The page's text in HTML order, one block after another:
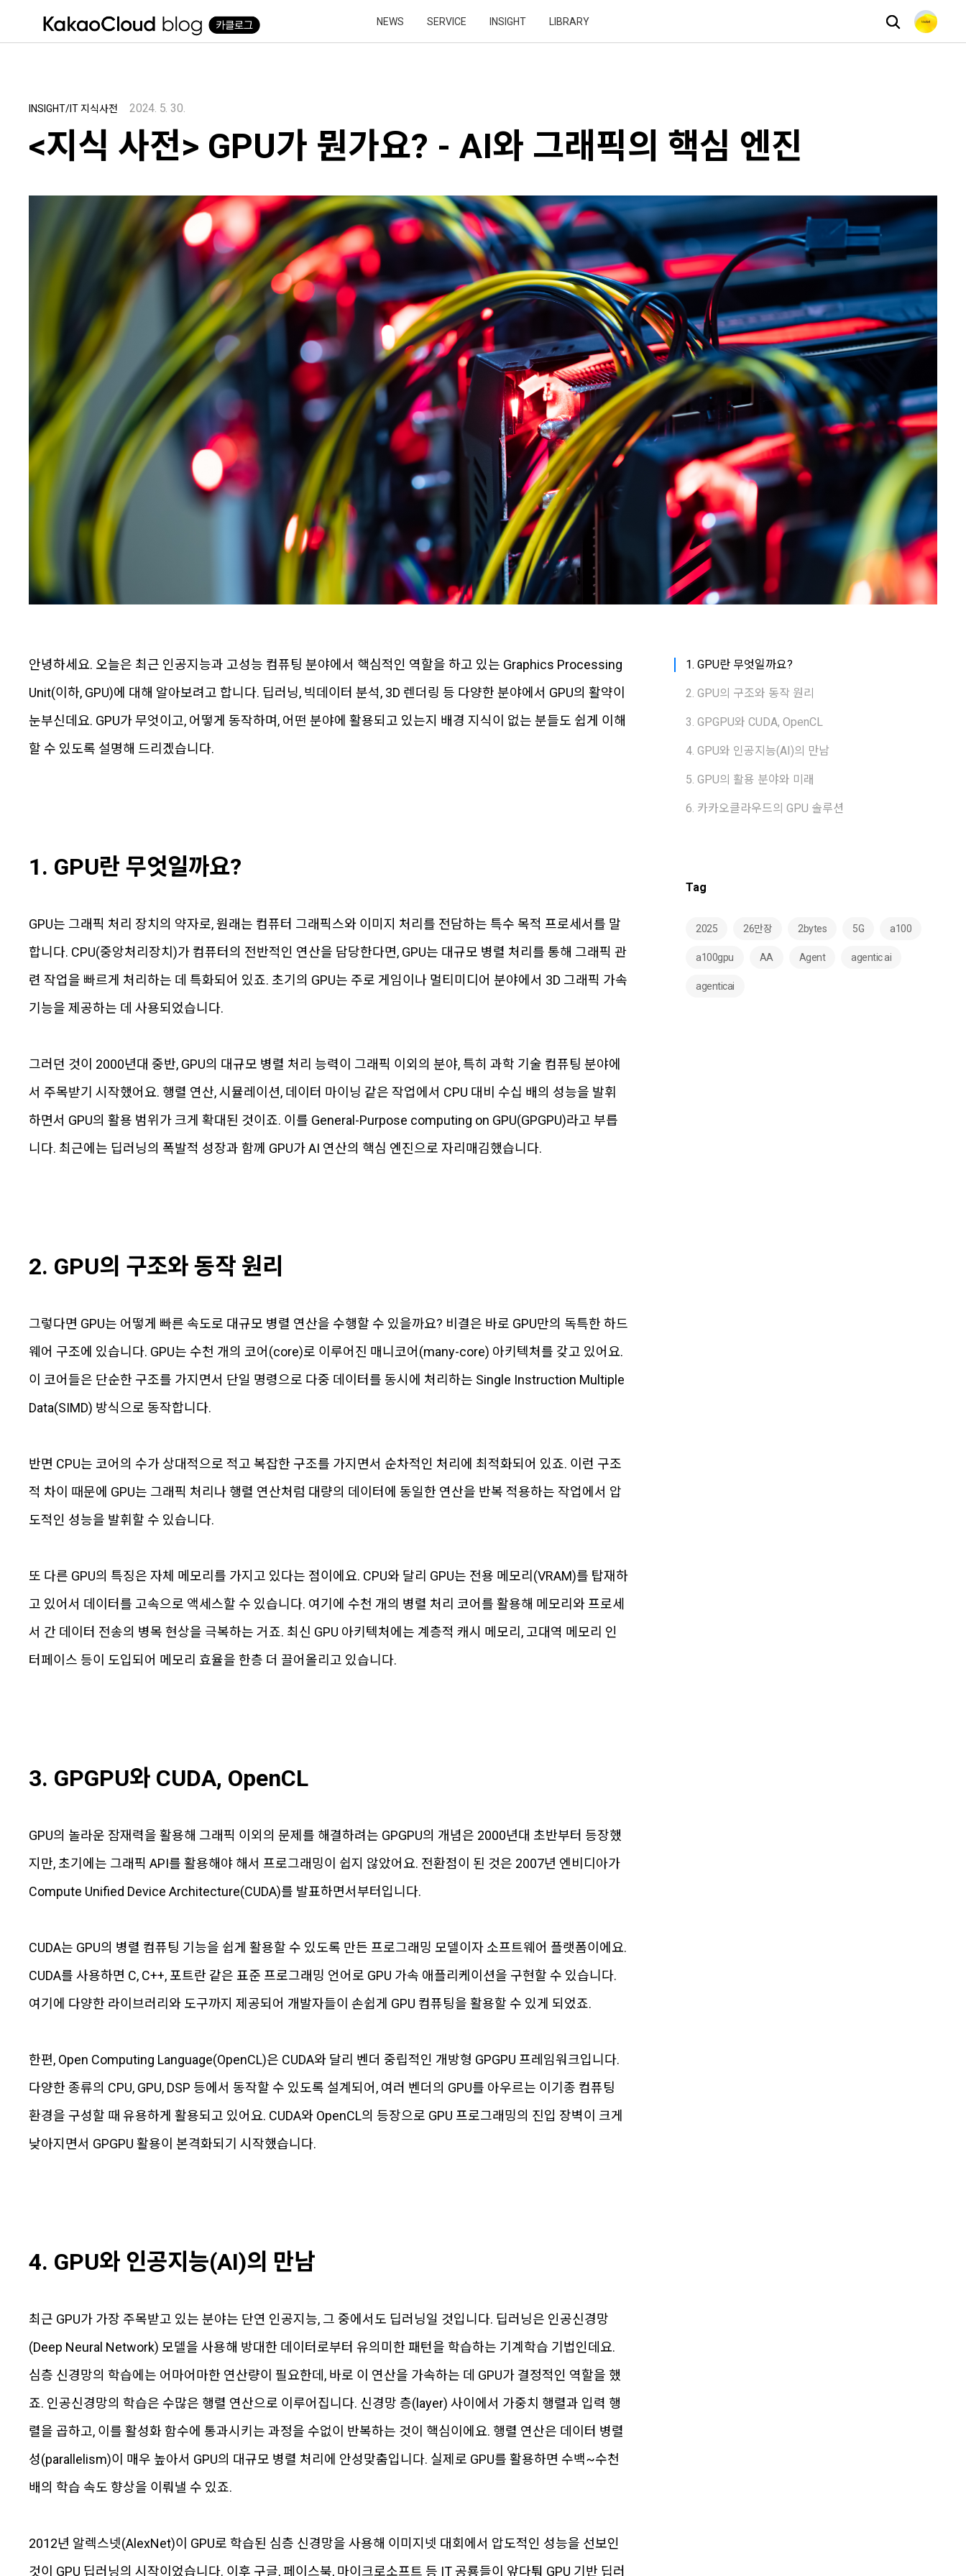
NEWS
SERVICE INSIGHT LIBRARY
INSIGHT/IT 지식사전 2024. 5. 30.
<지식 사전> GPU가 뭔가요? - AI와 그래픽의 핵심 엔진
안녕하세요. 오늘은 최근 인공지능과 고성능 컴퓨팅 분야에서 핵심적인 역할을 하고 있는 Graphics Processing
Unit(이하, GPU)에 대해 알아보려고 합니다. 딥러닝, 빅데이터 분석, 3D 렌더링 등 다양한 분야에서 GPU의 활약이
눈부신데요. GPU가 무엇이고, 어떻게 동작하며, 어떤 분야에 활용되고 있는지 배경 지식이 없는 분들도 쉽게 이해
할 수 있도록 설명해 드리겠습니다.
1. GPU란 무엇일까요?
GPU는 그래픽 처리 장치의 약자로, 원래는 컴퓨터 그래픽스와 이미지 처리를 전담하는 특수 목적 프로세서를 말
합니다. CPU(중앙처리장치)가 컴퓨터의 전반적인 연산을 담당한다면, GPU는 대규모 병렬 처리를 통해 그래픽 관
련 작업을 빠르게 처리하는 데 특화되어 있죠. 초기의 GPU는 주로 게임이나 멀티미디어 분야에서 3D 그래픽 가속
기능을 제공하는 데 사용되었습니다.
그러던 것이 2000년대 중반, GPU의 대규모 병렬 처리 능력이 그래픽 이외의 분야, 특히 과학 기술 컴퓨팅 분야에
서 주목받기 시작했어요. 행렬 연산, 시뮬레이션, 데이터 마이닝 같은 작업에서 CPU 대비 수십 배의 성능을 발휘
하면서 GPU의 활용 범위가 크게 확대된 것이죠. 이를 General-Purpose computing on GPU(GPGPU)라고 부릅
니다. 최근에는 딥러닝의 폭발적 성장과 함께 GPU가 AI 연산의 핵심 엔진으로 자리매김했습니다.
2. GPU의 구조와 동작 원리
그렇다면 GPU는 어떻게 빠른 속도로 대규모 병렬 연산을 수행할 수 있을까요? 비결은 바로 GPU만의 독특한 하드
웨어 구조에 있습니다. GPU는 수천 개의 코어(core)로 이루어진 매니코어(many-core) 아키텍처를 갖고 있어요.
이 코어들은 단순한 구조를 가지면서 단일 명령으로 다중 데이터를 동시에 처리하는 Single Instruction Multiple
Data(SIMD) 방식으로 동작합니다.
반면 CPU는 코어의 수가 상대적으로 적고 복잡한 구조를 가지면서 순차적인 처리에 최적화되어 있죠. 이런 구조
적 차이 때문에 GPU는 그래픽 처리나 행렬 연산처럼 대량의 데이터에 동일한 연산을 반복 적용하는 작업에서 압
도적인 성능을 발휘할 수 있습니다.
또 다른 GPU의 특징은 자체 메모리를 가지고 있다는 점이에요. CPU와 달리 GPU는 전용 메모리(VRAM)를 탑재하
고 있어서 데이터를 고속으로 액세스할 수 있습니다. 여기에 수천 개의 병렬 처리 코어를 활용해 메모리와 프로세
서 간 데이터 전송의 병목 현상을 극복하는 거죠. 최신 GPU 아키텍처에는 계층적 캐시 메모리, 고대역 메모리 인
터페이스 등이 도입되어 메모리 효율을 한층 더 끌어올리고 있습니다.
3. GPGPU와 CUDA, OpenCL
GPU의 놀라운 잠재력을 활용해 그래픽 이외의 문제를 해결하려는 GPGPU의 개념은 2000년대 초반부터 등장했
지만, 초기에는 그래픽 API를 활용해야 해서 프로그래밍이 쉽지 않았어요. 전환점이 된 것은 2007년 엔비디아가
Compute Unified Device Architecture(CUDA)를 발표하면서부터입니다.
CUDA는 GPU의 병렬 컴퓨팅 기능을 쉽게 활용할 수 있도록 만든 프로그래밍 모델이자 소프트웨어 플랫폼이에요.
CUDA를 사용하면 C, C++, 포트란 같은 표준 프로그래밍 언어로 GPU 가속 애플리케이션을 구현할 수 있습니다.
여기에 다양한 라이브러리와 도구까지 제공되어 개발자들이 손쉽게 GPU 컴퓨팅을 활용할 수 있게 되었죠.
한편, Open Computing Language(OpenCL)은 CUDA와 달리 벤더 중립적인 개방형 GPGPU 프레임워크입니다.
다양한 종류의 CPU, GPU, DSP 등에서 동작할 수 있도록 설계되어, 여러 벤더의 GPU를 아우르는 이기종 컴퓨팅
환경을 구성할 때 유용하게 활용되고 있어요. CUDA와 OpenCL의 등장으로 GPU 프로그래밍의 진입 장벽이 크게
낮아지면서 GPGPU 활용이 본격화되기 시작했습니다.
4. GPU와 인공지능(AI)의 만남
최근 GPU가 가장 주목받고 있는 분야는 단연 인공지능, 그 중에서도 딥러닝일 것입니다. 딥러닝은 인공신경망
(Deep Neural Network) 모델을 사용해 방대한 데이터로부터 유의미한 패턴을 학습하는 기계학습 기법인데요.
심층 신경망의 학습에는 어마어마한 연산량이 필요한데, 바로 이 연산을 가속하는 데 GPU가 결정적인 역할을 했
죠. 인공신경망의 학습은 수많은 행렬 연산으로 이루어집니다. 신경망 층(layer) 사이에서 가중치 행렬과 입력 행
렬을 곱하고, 이를 활성화 함수에 통과시키는 과정을 수없이 반복하는 것이 핵심이에요. 행렬 연산은 데이터 병렬
성(parallelism)이 매우 높아서 GPU의 대규모 병렬 처리에 안성맞춤입니다. 실제로 GPU를 활용하면 수백~수천
배의 학습 속도 향상을 이뤄낼 수 있죠.
2012년 알렉스넷(AlexNet)이 GPU로 학습된 심층 신경망을 사용해 이미지넷 대회에서 압도적인 성능을 선보인
것이 GPU 딥러닝의 시작이었습니다. 이후 구글, 페이스북, 마이크로소프트 등 IT 공룡들이 앞다퉈 GPU 기반 딥러
1. GPU란 무엇일까요?
2. GPU의 구조와 동작 원리
3. GPGPU와 CUDA, OpenCL
4. GPU와 인공지능(AI)의 만남
5. GPU의 활용 분야와 미래
6. 카카오클라우드의 GPU 솔루션
Tag
2025 26만장 2bytes 5G a100
a100gpu AA Agent agentic ai
agenticai